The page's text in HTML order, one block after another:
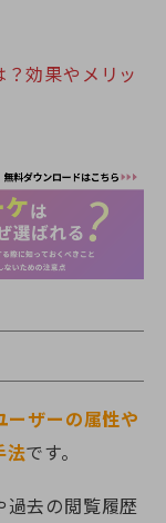
効果やメリッ
ーザーの属性や
法です。
去の閲覧履歴